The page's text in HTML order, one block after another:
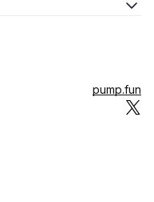
pump.fun